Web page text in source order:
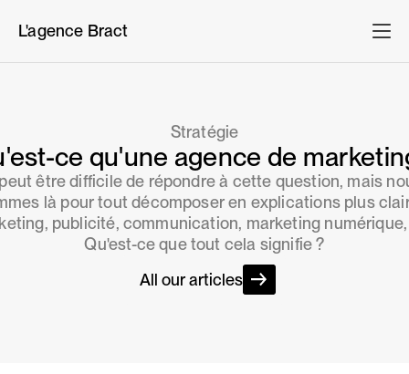
L'agence Bract
Stratégie
ce qu'une agence de
être difficile de répondre à cette question, mais
là pour tout décomposer en explications plus
publicité, communication, marketing
Qu'est-ce que tout cela signifie ?
All our articles